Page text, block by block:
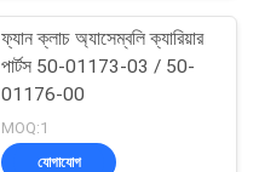
ফ্যান ক্লাচ অ্যাসেম্বলি ক্যারিয়ার
পার্টস 50-01173-03 / 50-
01176-00
MOQ:1
যোগাযোগ